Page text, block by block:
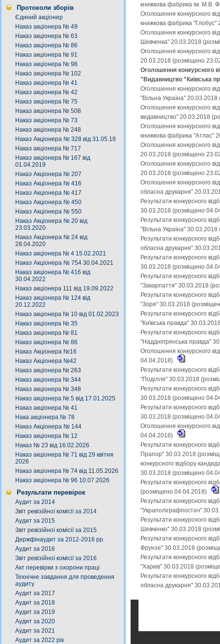
Протоколи зборів
Єдиний акціонер
Наказ акціонера № 49
Наказ акціонера № 63
Наказ акціонера № 86
Наказ акціонера № 91
Наказ акціонера № 98
Наказ акціонера № 102
Наказ акціонера № 41
Наказ акціонера № 42
Наказ акціонера № 75
Наказ акціонера № 508
Наказ акціонера № 73
Наказ акціонера № 248
Наказ Акціонера № 328 від 31.05.18
Наказ акціонера № 717
Наказ акціонера № 167 від
01.04.2019
Наказ Акціонера № 207
Наказ Акціонера № 416
Наказ Акціонера № 417
Наказ Акціонера № 450
Наказ Акціонера № 550
Наказ Акціонера № 20 від
23.03.2020
Наказ Акціонера № 24 від
28.04.2020
Наказ акціонера № 4 15.02.2021
Наказ Акціонера № 754 30.04.2021
Наказ акціонера № 416 від
30.04.2022
Наказ акціонера 111 від 19.09.2022
Наказ акціонера № 124 від
20.12.2022
Наказ акціонера № 10 від 01.02.2023
Наказ акціонера № 35
Наказ акціонера № 81
Наказ акціонера № 86
Наказ Акціонера №16
Наказ Акціонера №42
Наказ акціонера № 263
Наказ акціонера № 344
Наказ акціонера № 348
Наказ акціонера № 5 від 17.01.2025
Наказ акціонера № 41
Нака акціонера № 78
Наказ Акціонера № 144
Наказ акціонера № 12
Наказ № 23 від 16.02.2026
Наказ акціонера № 71 від 29 квітня
2026
Наказ акціонера № 74 від 11.05.2026
Наказ акціонера № 96 10.07.2026
Результати перевірок
Аудит за 2014
Звіт ревізійної комісії за 2014
Аудит за 2015
Звіт ревізійної комісії за 2015
Держфінаудит за 2012-2016 рр.
Аудит за 2016
Звіт ревізійної комісії за 2016
Акт перевірки з охорони праці
Технічне завдання для проведення
аудиту
Аудит за 2017
Аудит за 2018
Аудит за 2019
Аудит за 2020
Аудит за 2021
Аудит за 2022 рік
книжкова фабрика ім. М.В.
Оголошення конкурсного
книжкова фабрика
Оголошення конкурсного
Шевченка" 20.03.2018
Оголошення конкурсного
20.03.2018 (розміщено
Оголошення конкурсного
"Видавництво "Київська
Оголошення конкурсного
"Вільна Україна"
Оголошення конкурсного
видавництво" 20.03.2018
Оголошення конкурсного
книжкова фабрика "Атлас"
Оголошення конкурсного
20.03.2018 (розміщено
Оголошення конкурсного
20.03.2018 (розміщено
Оголошення конкурсного
обласна друкарня"
Результати конкурсного
30.03.2018 (розміщено
Результати конкурсного
"Вільна Україна"
Результати конкурсного
обласна друкарня"
Результати конкурсного
30.03.2018 (розміщено
Результати конкурсного
"Закарпаття" 30.03.2018
Результати конкурсного
"Зоря" 30.03.2018
Результати конкурсного
"Київська правда"
Результати конкурсного
"Наддніпрянська правда"
Оголошення конкурсного
04.04.2018)
Результати конкурсного
"Поділля" 30.03.2018
Результати конкурсного
30.03.2018 (розміщено
Результати конкурсного
30.03.2018 (розміщено
Оголошення конкурсного
04.04.2018)
Результати конкурсного
Прапор" 30.03.2018
конкурсного відбору
30.03.2018 (розміщено
Результати конкурсного
(розміщено 04.04.2018)
Результати конкурсного
"Украполіграфпостач"
Результати конкурсного
Шевченко" 30.03.2018
Результати конкурсного
Фрунзе" 30.03.2018
Результати конкурсного
"Харків" 30.03.2018
Результати конкурсного
обласна друкарня"